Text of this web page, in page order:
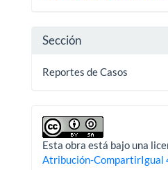
Sección
Reportes de Casos
Esta obra está bajo una
Atribución-CompartirIgual